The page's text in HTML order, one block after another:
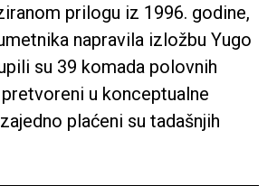
prilogu iz 1996. godine,
napravila izložbu Yugo
su 39 komada polovnih
u konceptualne
plaćeni su tadašnjih